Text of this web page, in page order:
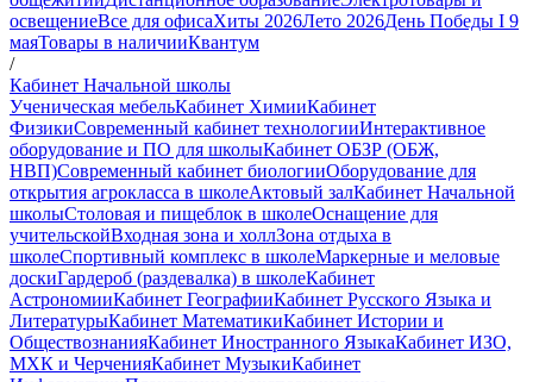
освещениеВсе для офисаХиты 2026Лето 2026День Победы I 9
маяТовары в наличииКвантум
/
Кабинет Начальной школы
Ученическая мебельКабинет ХимииКабинет
ФизикиСовременный кабинет технологииИнтерактивное
оборудование и ПО для школыКабинет ОБЗР (ОБЖ,
НВП)Современный кабинет биологииОборудование для
открытия агрокласса в школеАктовый залКабинет Начальной
школыСтоловая и пищеблок в школеОснащение для
учительскойВходная зона и холлЗона отдыха в
школеСпортивный комплекс в школеМаркерные и меловые
доскиГардероб (раздевалка) в школеКабинет
АстрономииКабинет ГеографииКабинет Русского Языка и
ЛитературыКабинет МатематикиКабинет Истории и
ОбществознанияКабинет Иностранного ЯзыкаКабинет ИЗО,
МХК и ЧерченияКабинет МузыкиКабинет